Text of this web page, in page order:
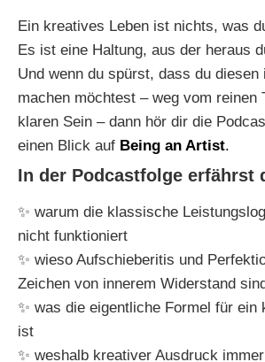
Ein kreatives Leben ist nichts, was
Es ist eine Haltung, aus der heraus
Und wenn du spürst, dass du diesen
machen möchtest – weg vom reinen
klaren Sein – dann hör dir die
einen Blick auf Being an Artist.
In der Podcastfolge erfährst
✨ warum die klassische
nicht funktioniert
✨ wieso Aufschieberitis und
Zeichen von innerem Widerstand
✨ was die eigentliche Formel für ein
ist
✨ weshalb kreativer Ausdruck